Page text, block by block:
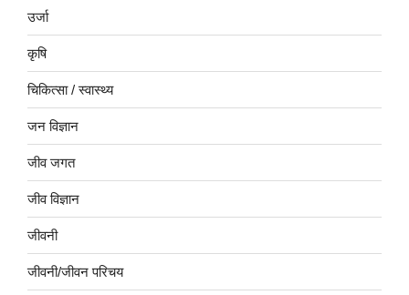
उर्जा
कृषि
चिकित्सा / स्वास्थ्य
जन विज्ञान
जीव जगत
जीव विज्ञान
जीवनी
जीवनी/जीवन परिचय